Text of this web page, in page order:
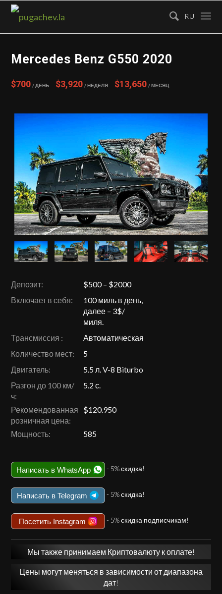
Mercedes Benz G550 2020
$700 / День $3,920 / Неделя $13,650 / Месяц
Депозит:
$500 – $2000
Включает в себя:
100 миль в день,
далее – 3$/
миля.
Трансмиссия :
Автоматическая
Количество мест:
5
Двигатель:
5.5 л. V-8 Biturbo
Разгон до 100 км/
ч:
5.2 с.
Рекомендованная
розничная цена:
$120.950
Мощность: 585
Написать в WhatsApp - 5% скидка!
Написать в Telegram - 5% скидка!
Посетить Instagram - 5% скидка подписчикам!
Мы также принимаем Криптовалюту к оплате!
Цены могут меняться в зависимости от диапазона
дат!
RU